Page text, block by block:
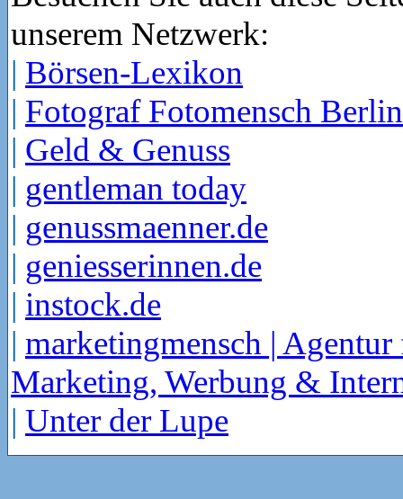
unserem Netzwerk:
| Börsen-Lexikon
| Fotograf Fotomensch Berlin
| Geld & Genuss
| gentleman today
| genussmaenner.de
| geniesserinnen.de
| instock.de
| marketingmensch | Agentur
Marketing, Werbung &
| Unter der Lupe